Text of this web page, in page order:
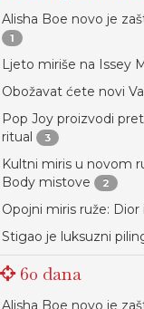
Alisha Boe novo je
1
Ljeto miriše na Issey
Obožavat ćete novi
Pop Joy proizvodi
ritual
3
Kultni miris u novom
Body mistove
2
Opojni miris ruže:
Stigao je luksuzni
60 dana
Alisha Boe novo je